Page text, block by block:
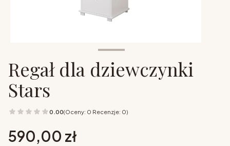
Regał dla dziewczynki
Stars
0.00(Oceny: 0 Recenzje: 0)
Cena
590,00 zł